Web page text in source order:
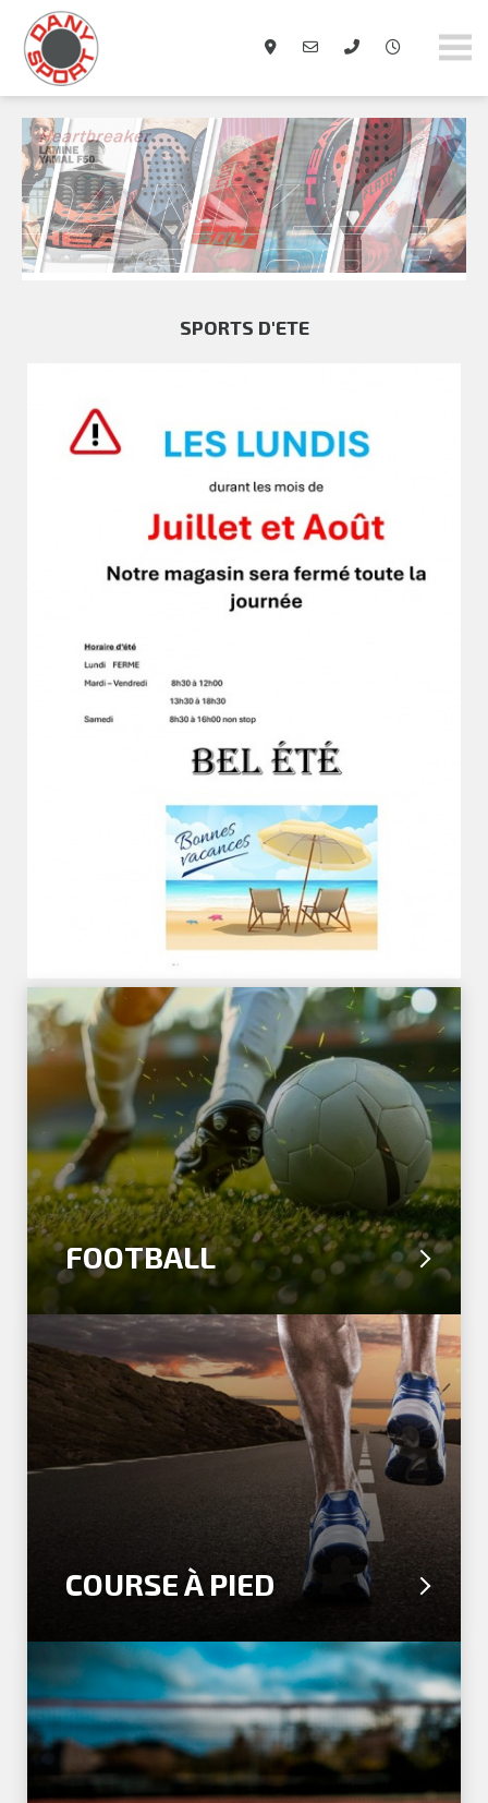
SPORTS D'ETE
FOOTBALL
COURSE À PIED